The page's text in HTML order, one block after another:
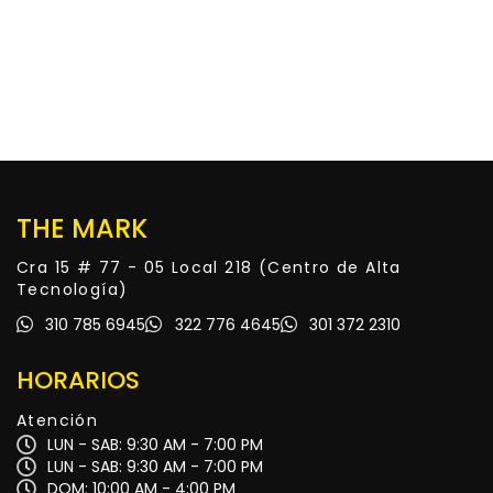
THE MARK
Cra 15 # 77 - 05 Local 218 (Centro de Alta
Tecnología)
310 785 6945
322 776 4645 301 372 2310
HORARIOS
Atención
LUN - SAB: 9:30 AM - 7:00 PM
LUN - SAB: 9:30 AM - 7:00 PM
DOM: 10:00 AM - 4:00 PM